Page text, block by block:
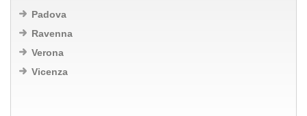
Padova
Ravenna
Verona
Vicenza